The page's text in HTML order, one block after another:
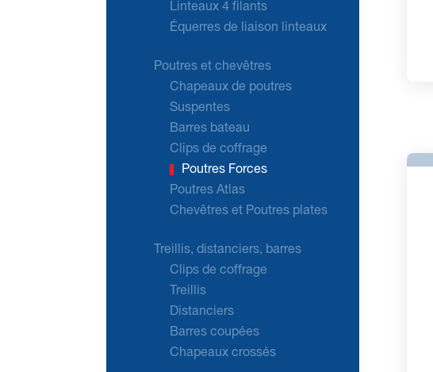
Linteaux 4 filants
Équerres de liaison linteaux
Poutres et chevêtres
Chapeaux de poutres
Suspentes
Barres bateau
Clips de coffrage
Poutres Forces
Poutres Atlas
Chevêtres et Poutres plates
Treillis, distanciers, barres
Clips de coffrage
Treillis
Distanciers
Barres coupées
Chapeaux crossés